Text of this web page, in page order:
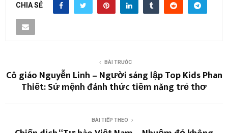
CHIA SẺ
BÀI TRƯỚC
Cô giáo Nguyễn Linh – Người sáng lập Top Kids Phan
Thiết: Sứ mệnh đánh thức tiềm năng trẻ thơ
BÀI TIẾP THEO